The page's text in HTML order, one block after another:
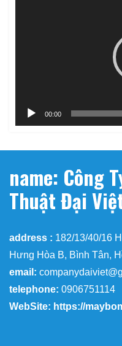
00:00
name: Công
Thuật Đại
address : 182/13/40/16
Hưng Hòa B, Bình Tân,
email:
telephone: 0906751114
WebSite: https://